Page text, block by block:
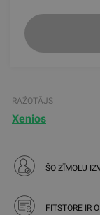
RAŽOTĀJS
Xenios
ŠO ZĪMOLU
FITSTORE IR